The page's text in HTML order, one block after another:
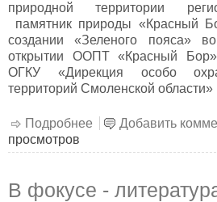
природной территории
памятник природы «Красный
создании «Зеленого пояса»
открытии ООПТ «Красный Бор»
ОГКУ «Дирекция особо
территорий Смоленской
Подробнее о Памятник
Добавить
просмотров
В фокусе -